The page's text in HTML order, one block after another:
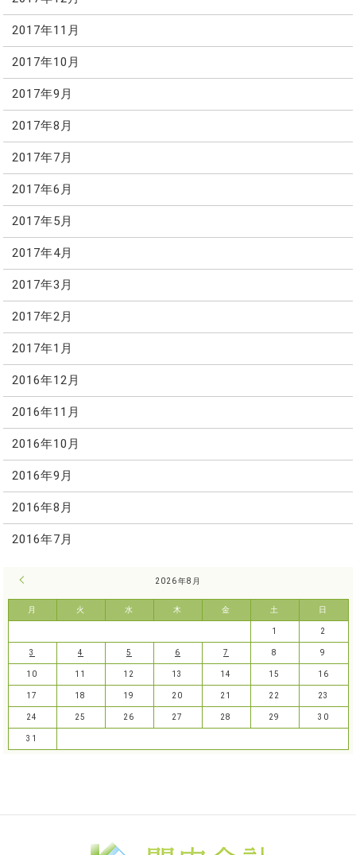
2017年11月
2017年10月
2017年9月
2017年8月
2017年7月
2017年6月
2017年5月
2017年4月
2017年3月
2017年2月
2017年1月
2016年12月
2016年11月
2016年10月
2016年9月
2016年8月
2016年7月
2026年8月
月 火 水 木 金 土 日
1 2
3 4 5 6 7 8 9
10 11 12 13 14 15 16
17 18 19 20 21 22 23
24 25 26 27 28 29 30
31